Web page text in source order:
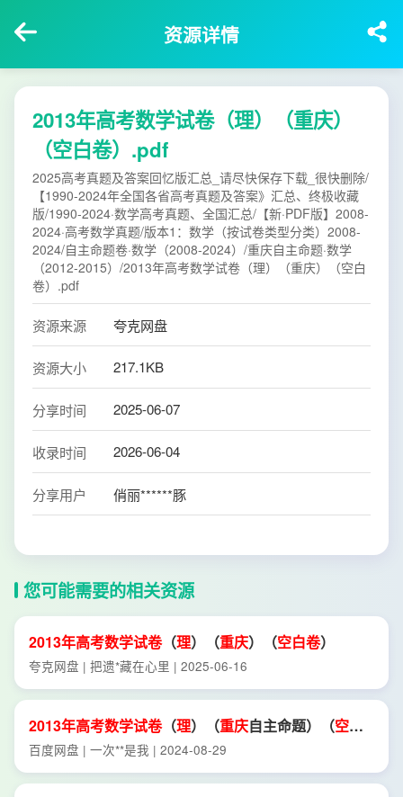
资源详情
2013年高考数学试卷（理）（重庆）
（空白卷）.pdf
2025高考真题及答案回忆版汇总_请尽快保存下载_很快删除/
【1990-2024年全国各省高考真题及答案》汇总、终极收藏
版/1990-2024·数学高考真题、全国汇总/【新·PDF版】2008-
2024·高考数学真题/版本1：数学（按试卷类型分类）2008-
2024/自主命题卷·数学（2008-2024）/重庆自主命题·数学
（2012-2015）/2013年高考数学试卷（理）（重庆）（空白
卷）.pdf
资源来源 夸克网盘
资源大小 217.1KB
分享时间 2025-06-07
收录时间 2026-06-04
分享用户 俏丽******豚
您可能需要的相关资源
2013年高考数学试卷（理）（重庆）（空白卷）
夸克网盘 | 把遗*藏在心里 | 2025-06-16
2013年高考数学试卷（理）（重庆自主命题）（空白
卷）.pdf
百度网盘 | 一次**是我 | 2024-08-29